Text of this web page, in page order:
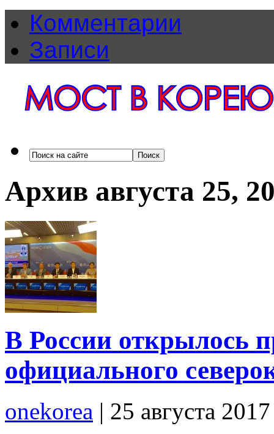
Комментарии
Записи
Архив августа 25,
В России открылось
официального
onekorea | 25 августа